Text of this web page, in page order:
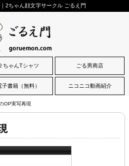
2ちゃん顔文字サークル ごるえ門
ちゃんTシャツ ごる男商店
子書籍（無料） ニコニコ動画紹介
OP実写再現